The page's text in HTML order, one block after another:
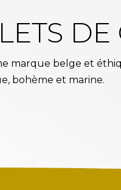
marque belge et
bohème et marine.